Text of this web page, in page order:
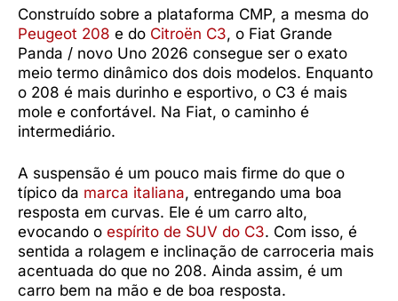
Construído sobre a plataforma CMP, a mesma do
Peugeot 208 e do Citroën C3, o Fiat Grande
Panda / novo Uno 2026 consegue ser o exato
meio termo dinâmico dos dois modelos. Enquanto
o 208 é mais durinho e esportivo, o C3 é mais
mole e confortável. Na Fiat, o caminho é
intermediário.
A suspensão é um pouco mais firme do que o
típico da marca italiana, entregando uma boa
resposta em curvas. Ele é um carro alto,
evocando o espírito de SUV do C3. Com isso, é
sentida a rolagem e inclinação de carroceria mais
acentuada do que no 208. Ainda assim, é um
carro bem na mão e de boa resposta.